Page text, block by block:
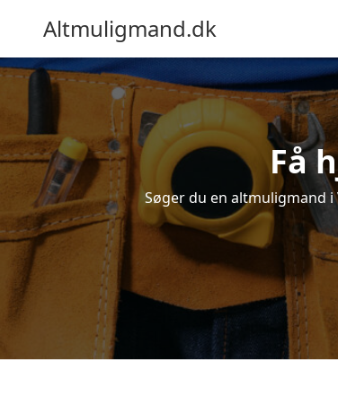
Altmuligmand.dk
Få
Søger du en altmuligmand